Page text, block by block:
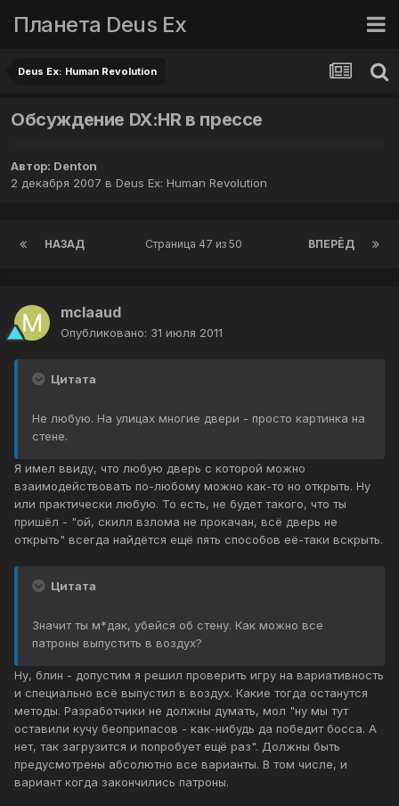
Планета Deus Ex
Deus Ex: Human Revolution
Обсуждение DX:HR в прессе
Автор: Denton
2 декабря 2007 в Deus Ex: Human Revolution
НАЗАД ВПЕРЁД
Страница 47 из 50
mclaaud
Опубликовано: 31 июля 2011
Цитата
Не любую. На улицах многие двери - просто картинка на
стене.
Я имел ввиду, что любую дверь с которой можно
взаимодействовать по-любому можно как-то но открыть. Ну
или практически любую. То есть, не будет такого, что ты
пришёл - "ой, скилл взлома не прокачан, всё дверь не
открыть" всегда найдётся ещё пять способов её-таки вскрыть.
Цитата
Значит ты м*дак, убейся об стену. Как можно все
патроны выпустить в воздух?
Ну, блин - допустим я решил проверить игру на вариативность
и специально всё выпустил в воздух. Какие тогда останутся
методы. Разработчики не должны думать, мол "ну мы тут
оставили кучу беоприпасов - как-нибудь да победит босса. А
нет, так загрузится и попробует ещё раз". Должны быть
предусмотрены абсолютно все варианты. В том числе, и
вариант когда закончились патроны.